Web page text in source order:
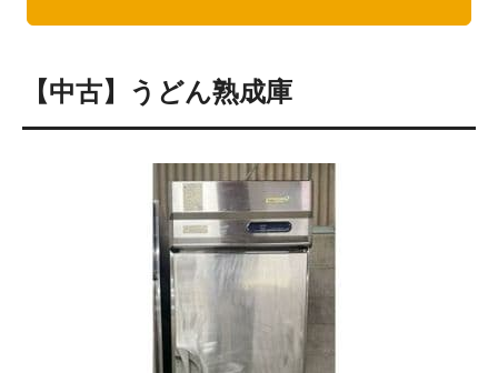
【中古】うどん熟成庫